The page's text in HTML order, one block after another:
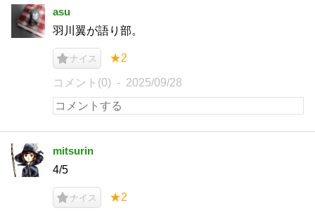
asu
羽川翼が語り部。
ナイス ★2
コメント(0) 2025/09/28
mitsurin
4/5
ナイス ★2